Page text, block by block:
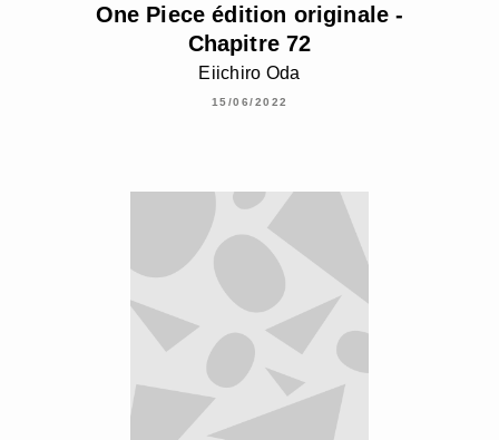
One Piece édition originale -
Chapitre 72
Eiichiro Oda
15/06/2022